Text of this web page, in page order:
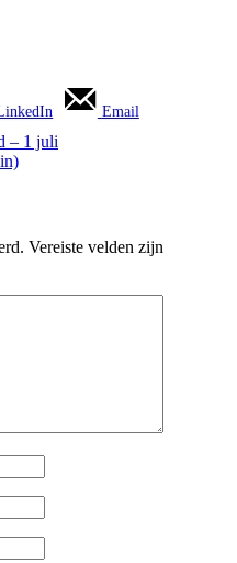
Email
– 1 juli
Vereiste velden zijn